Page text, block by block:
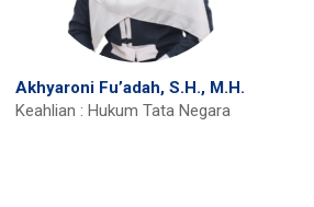
Akhyaroni Fu’adah, S.H., M.H.
Keahlian : Hukum Tata Negara